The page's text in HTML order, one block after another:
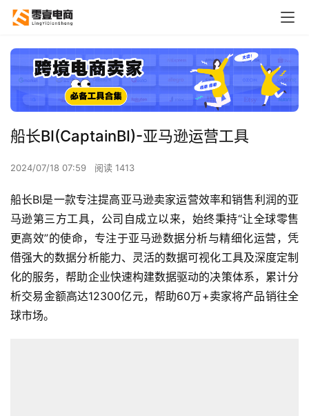
船长BI(CaptainBI)-亚马逊运营工具
2024/07/18 07:59 阅读 1413
船长BI是一款专注提高亚马逊卖家运营效率和销售利润的亚
马逊第三方工具，公司自成立以来，始终秉持“让全球零售
更高效”的使命，专注于亚马逊数据分析与精细化运营，凭
借强大的数据分析能力、灵活的数据可视化工具及深度定制
化的服务，帮助企业快速构建数据驱动的决策体系，累计分
析交易金额高达12300亿元，帮助60万+卖家将产品销往全
球市场。